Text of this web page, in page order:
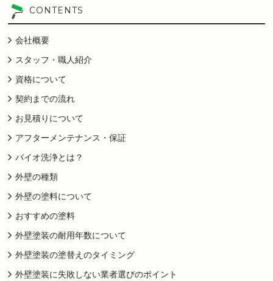
CONTENTS
会社概要
スタッフ・職人紹介
資格について
契約までの流れ
お見積りについて
アフターメンテナンス・保証
バイオ洗浄とは？
外壁の種類
外壁の塗料について
おすすめの塗料
外壁塗装の耐用年数について
外壁塗装の塗替えのタイミング
外壁塗装に失敗しない業者選びのポイント